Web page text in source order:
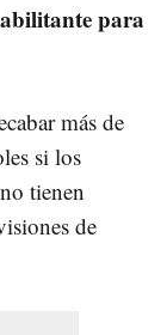
para
más de
si los
tienen
de